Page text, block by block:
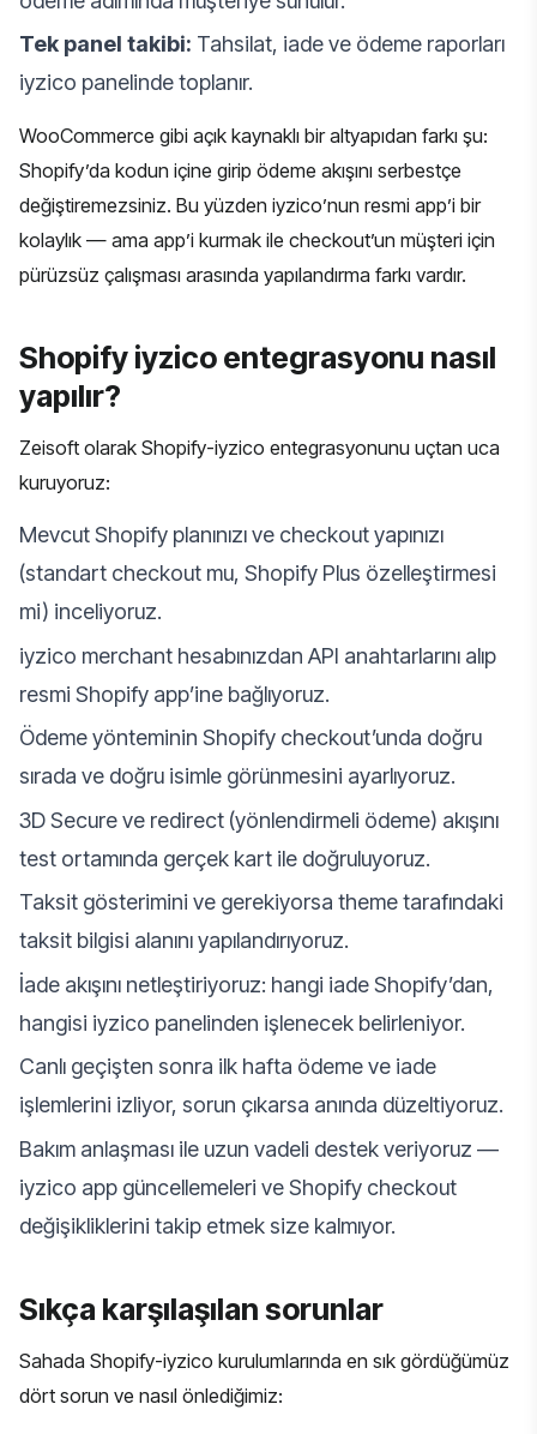
Tek panel takibi: Tahsilat, iade ve ödeme raporları
iyzico panelinde toplanır.
WooCommerce gibi açık kaynaklı bir altyapıdan farkı şu:
Shopify’da kodun içine girip ödeme akışını serbestçe
değiştiremezsiniz. Bu yüzden iyzico’nun resmi app’i bir
kolaylık — ama app’i kurmak ile checkout’un müşteri için
pürüzsüz çalışması arasında yapılandırma farkı vardır.
Shopify iyzico entegrasyonu nasıl
yapılır?
Zeisoft olarak Shopify-iyzico entegrasyonunu uçtan uca
kuruyoruz:
Mevcut Shopify planınızı ve checkout yapınızı
(standart checkout mu, Shopify Plus özelleştirmesi
mi) inceliyoruz.
iyzico merchant hesabınızdan API anahtarlarını alıp
resmi Shopify app’ine bağlıyoruz.
Ödeme yönteminin Shopify checkout’unda doğru
sırada ve doğru isimle görünmesini ayarlıyoruz.
3D Secure ve redirect (yönlendirmeli ödeme) akışını
test ortamında gerçek kart ile doğruluyoruz.
Taksit gösterimini ve gerekiyorsa theme tarafındaki
taksit bilgisi alanını yapılandırıyoruz.
İade akışını netleştiriyoruz: hangi iade Shopify’dan,
hangisi iyzico panelinden işlenecek belirleniyor.
Canlı geçişten sonra ilk hafta ödeme ve iade
işlemlerini izliyor, sorun çıkarsa anında düzeltiyoruz.
Bakım anlaşması ile uzun vadeli destek veriyoruz —
iyzico app güncellemeleri ve Shopify checkout
değişikliklerini takip etmek size kalmıyor.
Sıkça karşılaşılan sorunlar
Sahada Shopify-iyzico kurulumlarında en sık gördüğümüz
dört sorun ve nasıl önlediğimiz: